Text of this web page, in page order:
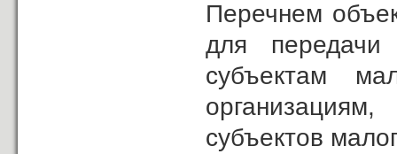
Перечнем
для
субъектам
субъектов